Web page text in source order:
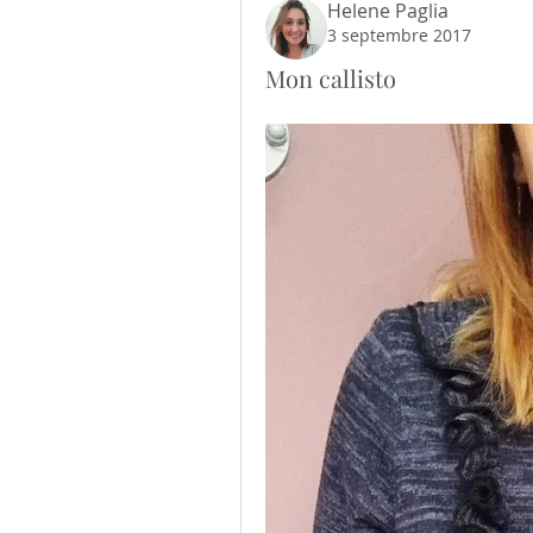
Helene Paglia
3 septembre 2017
Mon callisto